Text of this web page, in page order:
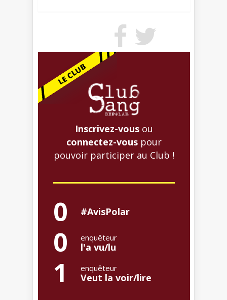
Inscrivez-vous ou
connectez-vous pour
pouvoir participer au Club !
0 #AvisPolar
0 enquêteur
l'a vu/lu
1 enquêteur
Veut la voir/lire